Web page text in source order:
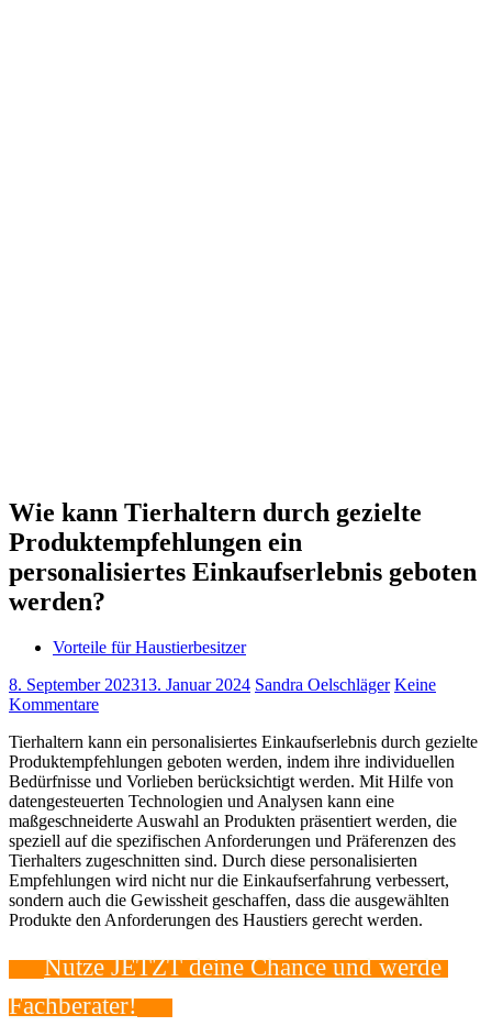
Wie kann Tierhaltern durch gezielte
Produktempfehlungen ein
personalisiertes Einkaufserlebnis geboten
werden?
Vorteile für Haustierbesitzer
8. September 202313. Januar 2024 Sandra Oelschläger Keine
Kommentare
Tierhaltern kann ein personalisiertes Einkaufserlebnis durch gezielte
Produktempfehlungen geboten werden, indem ihre individuellen
Bedürfnisse und Vorlieben berücksichtigt werden. Mit Hilfe von
datengesteuerten Technologien und Analysen kann eine
maßgeschneiderte Auswahl an Produkten präsentiert werden, die
speziell auf die spezifischen Anforderungen und Präferenzen des
Tierhalters zugeschnitten sind. Durch diese personalisierten
Empfehlungen wird nicht nur die Einkaufserfahrung verbessert,
sondern auch die Gewissheit geschaffen, dass die ausgewählten
Produkte den Anforderungen des Haustiers gerecht werden.
Nutze JETZT deine Chance⁣ und werde ​
Fachberater!